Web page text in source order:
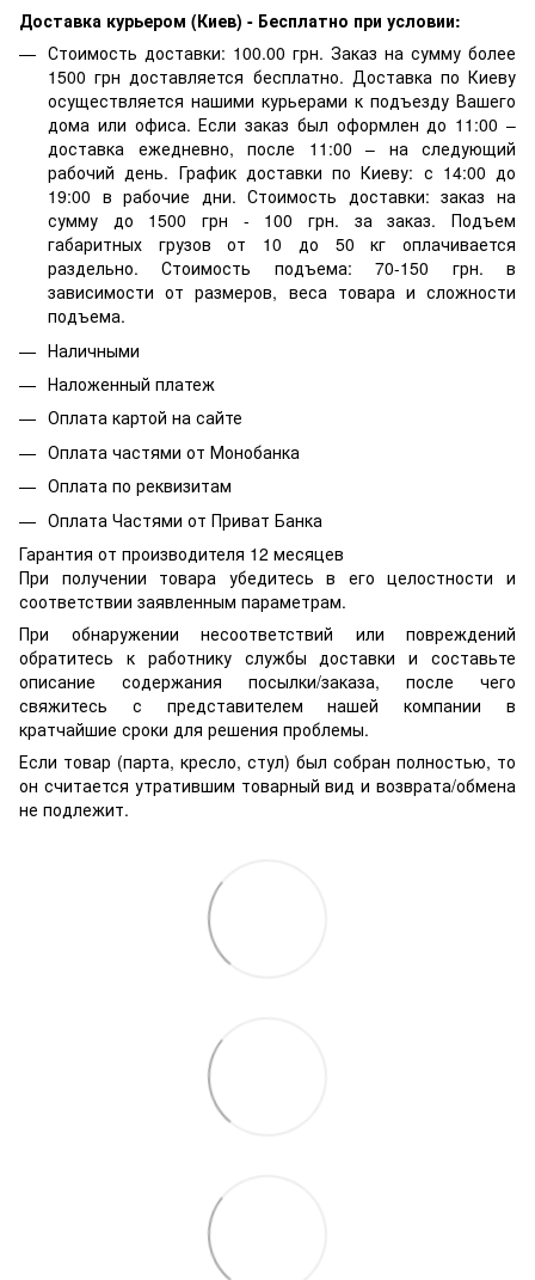
Доставка курьером (Киев) - Бесплатно при условии:
Стоимость доставки: 100.00 грн. Заказ на сумму более
1500 грн доставляется бесплатно. Доставка по Киеву
осуществляется нашими курьерами к подъезду Вашего
дома или офиса. Если заказ был оформлен до 11:00 –
доставка ежедневно, после 11:00 – на следующий
рабочий день. График доставки по Киеву: с 14:00 до
19:00 в рабочие дни. Стоимость доставки: заказ на
сумму до 1500 грн - 100 грн. за заказ. Подъем
габаритных грузов от 10 до 50 кг оплачивается
раздельно. Стоимость подъема: 70-150 грн. в
зависимости от размеров, веса товара и сложности
подъема.
Наличными
Наложенный платеж
Оплата картой на сайте
Оплата частями от Монобанка
Оплата по реквизитам
Оплата Частями от Приват Банка
Гарантия от производителя 12 месяцев
При получении товара убедитесь в его целостности и
соответствии заявленным параметрам.
При обнаружении несоответствий или повреждений
обратитесь к работнику службы доставки и составьте
описание содержания посылки/заказа, после чего
свяжитесь с представителем нашей компании в
кратчайшие сроки для решения проблемы.
Если товар (парта, кресло, стул) был собран полностью, то
он считается утратившим товарный вид и возврата/обмена
не подлежит.